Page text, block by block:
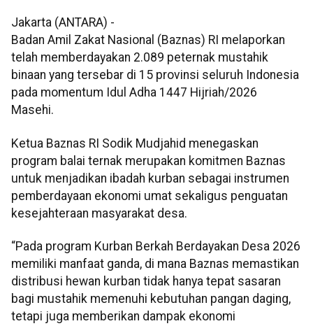
Jakarta (ANTARA) -
Badan Amil Zakat Nasional (Baznas) RI melaporkan
telah memberdayakan 2.089 peternak mustahik
binaan yang tersebar di 15 provinsi seluruh Indonesia
pada momentum Idul Adha 1447 Hijriah/2026
Masehi.
Ketua Baznas RI Sodik Mudjahid menegaskan
program balai ternak merupakan komitmen Baznas
untuk menjadikan ibadah kurban sebagai instrumen
pemberdayaan ekonomi umat sekaligus penguatan
kesejahteraan masyarakat desa.
“Pada program Kurban Berkah Berdayakan Desa 2026
memiliki manfaat ganda, di mana Baznas memastikan
distribusi hewan kurban tidak hanya tepat sasaran
bagi mustahik memenuhi kebutuhan pangan daging,
tetapi juga memberikan dampak ekonomi